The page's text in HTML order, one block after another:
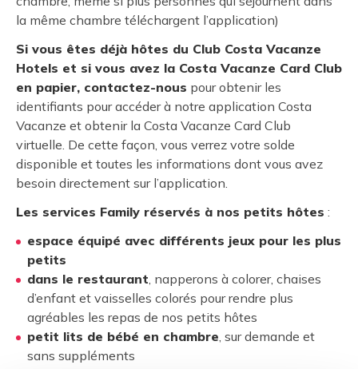
la même chambre téléchargent l’application)
Si vous êtes déjà hôtes du Club Costa Vacanze
Hotels et si vous avez la Costa Vacanze Card Club
en papier, contactez-nous pour obtenir les
identifiants pour accéder à notre application Costa
Vacanze et obtenir la Costa Vacanze Card Club
virtuelle. De cette façon, vous verrez votre solde
disponible et toutes les informations dont vous avez
besoin directement sur l’application.
Les services Family réservés à nos petits hôtes :
espace équipé avec différents jeux pour les plus
petits
dans le restaurant, napperons à colorer, chaises
d’enfant et vaisselles colorés pour rendre plus
agréables les repas de nos petits hôtes
petit lits de bébé en chambre, sur demande et
sans suppléments